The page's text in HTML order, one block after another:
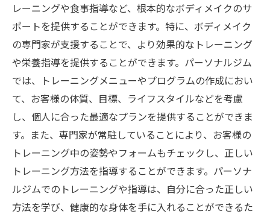
レーニングや食事指導など、根本的なボディメイクのサ
ポートを提供することができます。特に、ボディメイク
の専門家が支援することで、より効果的なトレーニング
や栄養指導を提供することができます。パーソナルジム
では、トレーニングメニューやプログラムの作成におい
て、お客様の体質、目標、ライフスタイルなどを考慮
し、個人に合った最適なプランを提供することができま
す。また、専門家が常駐していることにより、お客様の
トレーニング中の姿勢やフォームもチェックし、正しい
トレーニング方法を指導することができます。パーソナ
ルジムでのトレーニングや指導は、自分に合った正しい
方法を学び、健康的な身体を手に入れることができるた